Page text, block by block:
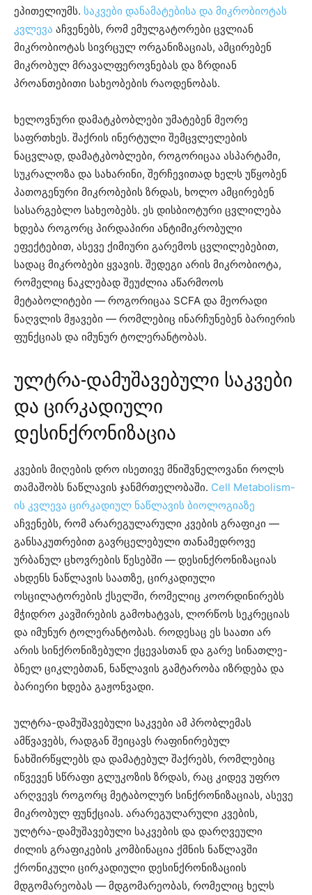
ეპითელიუმს. საკვები დანამატებისა და მიკრობიოტას
კვლევა აჩვენებს, რომ ემულგატორები ცვლიან
მიკრობიოტას სივრცულ ორგანიზაციას, ამცირებენ
მიკრობულ მრავალფეროვნებას და ზრდიან
პროანთებითი სახეობების რაოდენობას.
ხელოვნური დამატკბობლები უმატებენ მეორე
საფრთხეს. შაქრის ინერტული შემცვლელების
ნაცვლად, დამატკბობლები, როგორიცაა ასპარტამი,
სუკრალოზა და სახარინი, შერჩევითად ხელს უწყობენ
პათოგენური მიკრობების ზრდას, ხოლო ამცირებენ
სასარგებლო სახეობებს. ეს დისბიოტური ცვლილება
ხდება როგორც პირდაპირი ანტიმიკრობული
ეფექტებით, ასევე ქიმიური გარემოს ცვლილებებით,
სადაც მიკრობები ყვავის. შედეგი არის მიკრობიოტა,
რომელიც ნაკლებად შეუძლია აწარმოოს
მეტაბოლიტები — როგორიცაა SCFA და მეორადი
ნაღვლის მჟავები — რომლებიც ინარჩუნებენ ბარიერის
ფუნქციას და იმუნურ ტოლერანტობას.
ულტრა-დამუშავებული საკვები
და ცირკადიული
დესინქრონიზაცია
კვების მიღების დრო ისეთივე მნიშვნელოვანი როლს
თამაშობს ნაწლავის ჯანმრთელობაში. Cell Metabolism-
ის კვლევა ცირკადიულ ნაწლავის ბიოლოგიაზე
აჩვენებს, რომ არარეგულარული კვების გრაფიკი —
განსაკუთრებით გავრცელებული თანამედროვე
ურბანულ ცხოვრების წესებში — დესინქრონიზაციას
ახდენს ნაწლავის საათზე, ცირკადიული
ოსცილატორების ქსელში, რომელიც კოორდინირებს
მჭიდრო კავშირების გამოხატვას, ლორწოს სეკრეციას
და იმუნურ ტოლერანტობას. როდესაც ეს საათი არ
არის სინქრონიზებული ქცევასთან და გარე სინათლე-
ბნელ ციკლებთან, ნაწლავის გამტარობა იზრდება და
ბარიერი ხდება გაჟონვადი.
ულტრა-დამუშავებული საკვები ამ პრობლემას
ამწვავებს, რადგან შეიცავს რაფინირებულ
ნახშირწყლებს და დამატებულ შაქრებს, რომლებიც
იწვევენ სწრაფი გლუკოზის ზრდას, რაც კიდევ უფრო
არღვევს როგორც მეტაბოლურ სინქრონიზაციას, ასევე
მიკრობულ ფუნქციას. არარეგულარული კვების,
ულტრა-დამუშავებული საკვების და დარღვეული
ძილის გრაფიკების კომბინაცია ქმნის ნაწლავში
ქრონიკული ცირკადიული დესინქრონიზაციის
მდგომარეობას — მდგომარეობას, რომელიც ხელს